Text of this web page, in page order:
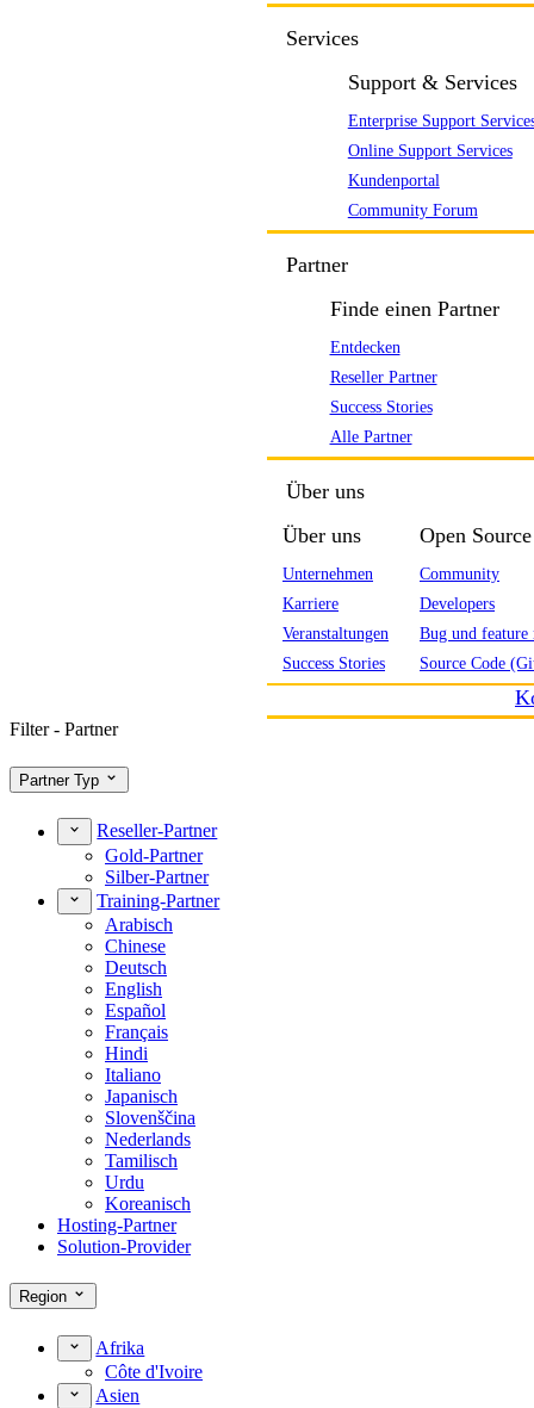
Services
Support & Services
Enterprise Support
Online Support Services
Kundenportal
Community Forum
Partner
Finde einen Partner
Entdecken
Reseller Partner
Success Stories
Alle Partner
Über uns
Über uns
Unternehmen
Karriere
Veranstaltungen
Success Stories
Open Source
Community
Developers
Bug und feature
Source Code
Filter - Partner
Partner Typ
Reseller-Partner
Gold-Partner
Silber-Partner
Training-Partner
Arabisch
Chinese
Deutsch
English
Español
Français
Hindi
Italiano
Japanisch
Slovenščina
Nederlands
Tamilisch
Urdu
Koreanisch
Hosting-Partner
Solution-Provider
Region
Afrika
Côte d'Ivoire
Asien